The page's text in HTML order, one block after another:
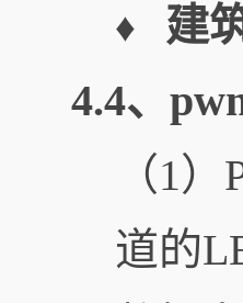
♦ 建
4.4、
（1
道的